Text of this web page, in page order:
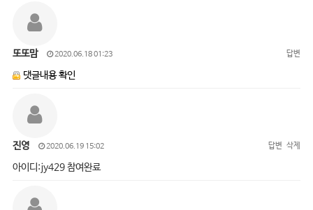
또또맘 2020.06.18 01:23 답변
댓글내용 확인
진영 2020.06.19 15:02 답변 삭제
아이디:jy429 참여완료